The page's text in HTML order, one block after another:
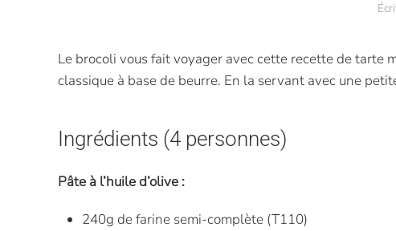
Le brocoli vous fait voyager avec cette recette de tarte
classique à base de beurre. En la servant avec une
Ingrédients (4 personnes)
Pâte à l’huile d’olive :
240g de farine semi-complète (T110)